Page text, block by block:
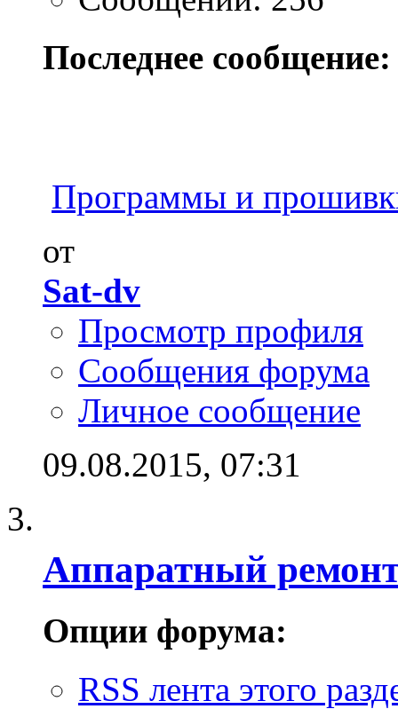
Последнее сообщение:
Программы и
от
Sat-dv
Просмотр профиля
Сообщения форума
Личное сообщение
09.08.2015, 07:31
Аппаратный
Опции форума:
RSS лента этого